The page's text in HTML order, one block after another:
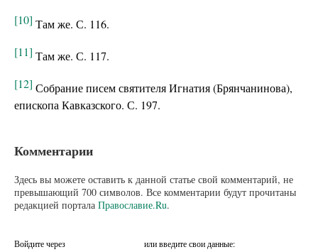
[10] Там же. С. 116.
[11] Там же. С. 117.
[12] Собрание писем святителя Игнатия (Брянчанинова),
епископа Кавказского. С. 197.
Комментарии
Здесь вы можете оставить к данной статье свой комментарий, не
превышающий 700 символов. Все комментарии будут прочитаны
редакцией портала Православие.Ru.
Войдите через или введите свои данные: